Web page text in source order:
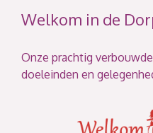
Welkom in de
Onze prachtig verbouwde
doeleinden en